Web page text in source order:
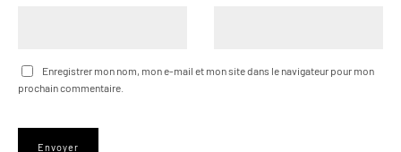
Enregistrer mon nom, mon e-mail et mon site dans le navigateur pour mon
prochain commentaire.